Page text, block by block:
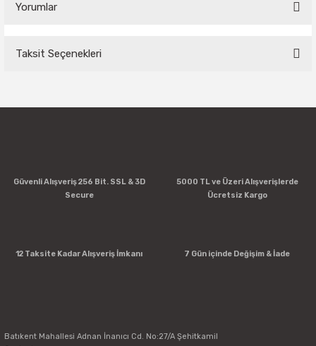
Yorumlar
Yorum Yaz
Taksit Seçenekleri
Güvenli Alışveriş 256 Bit. SSL & 3D
Secure
5000 TL ve Üzeri Alışverişlerde
Ücretsiz Kargo
12 Taksite Kadar Alışveriş İmkanı 7 Gün içinde Değişim & İade
Batıkent Mahallesi Adnan İnanıcı Cd. No:27/A Şehitkamil